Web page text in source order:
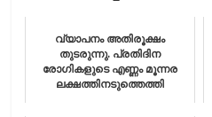
വ്യാപനം അതിരൂക്ഷം
തുടരുന്നു. പ്രതിദിന
രോഗികളുടെ എണ്ണം മൂന്നര
ലക്ഷത്തിനടുത്തെത്തി